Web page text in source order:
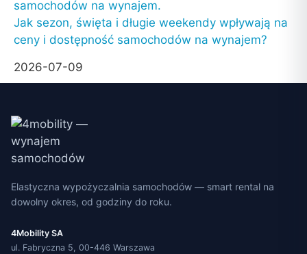
Jak sezon, święta i długie weekendy wpływają na
ceny i dostępność samochodów na wynajem?
2026-07-09
Elastyczna wypożyczalnia samochodów — smart rental na
dowolny okres, od godziny do roku.
4Mobility SA
ul. Fabryczna 5, 00-446 Warszawa